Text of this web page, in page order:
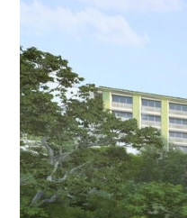
CROWNE SLATE
PHỤ KIỆN
NGÓI THÉP
CLASSIC